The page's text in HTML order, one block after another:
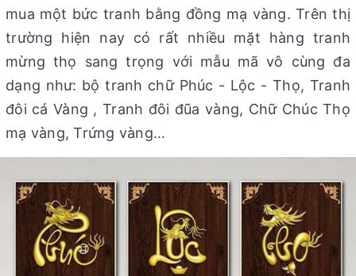
mua một bức tranh bằng đồng mạ vàng. Trên thị
trường hiện nay có rất nhiều mặt hàng tranh
mừng thọ sang trọng với mẫu mã vô cùng đa
dạng như: bộ tranh chữ Phúc - Lộc - Thọ, Tranh
đôi cá Vàng , Tranh đôi đũa vàng, Chữ Chúc Thọ
mạ vàng, Trứng vàng…